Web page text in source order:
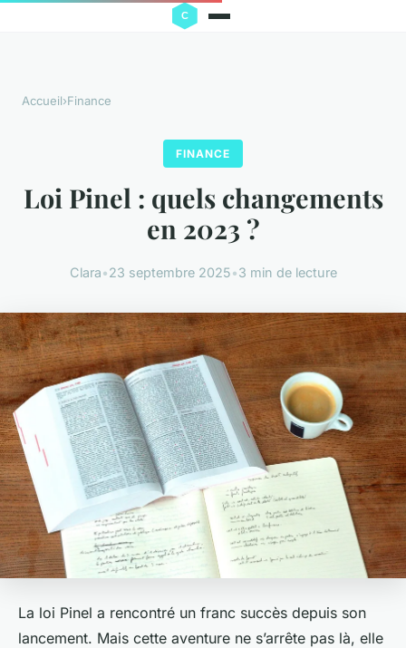
Accueil›Finance
FINANCE
Loi Pinel : quels changements
en 2023 ?
Clara•23 septembre 2025•3 min de lecture
La loi Pinel a rencontré un franc succès depuis son
lancement. Mais cette aventure ne s’arrête pas là, elle